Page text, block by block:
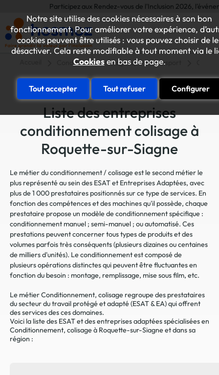
Notre site utilise des cookies nécessaires à son bon
fonctionnement. Pour améliorer votre expérience,
cookies peuvent être utilisés : vous pouvez choisir de
désactiver. Cela reste modifiable à tout moment via le
Cookiesen bas de page.
Tout accepter Tout refuser Configurer
Participez aux Rendez-vous de l'Inclusion 2026,
Conditionnement, logistique et transport
Liste des entreprises
conditionnement colisage à
Roquette-sur-Siagne
Le métier du conditionnement / colisage est le second métier le
plus représenté au sein des ESAT et Entreprises Adaptées, avec
plus de 1 000 prestataires positionnés sur ce type de services. En
fonction des compétences et des machines qu'il possède, chaque
prestataire propose un modèle de conditionnement spécifique :
conditionnement manuel ; semi-manuel ; ou automatisé. Ces
prestations peuvent concerner tous types de produits et des
volumes parfois très conséquents (plusieurs dizaines ou centaines
de milliers d'unités). Le conditionnement est composé de
plusieurs opérations distinctes qui peuvent être fluctuantes en
fonction du besoin : montage, remplissage, mise sous film, etc.
Le métier Conditionnement, colisage regroupe des prestataires
du secteur du travail protégé et adapté (ESAT & EA) qui offrent
des services des ces domaines.
Voici la liste des ESAT et des entreprises adaptées spécialisées en
Conditionnement, colisage à Roquette-sur-Siagne et dans sa
région :